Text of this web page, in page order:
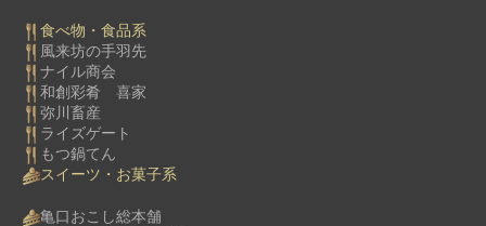
食べ物・食品系
風来坊の手羽先
ナイル商会
和創彩肴 喜家
弥川畜産
ライズゲート
もつ鍋てん
スイーツ・お菓子系
亀口おこし総本舗